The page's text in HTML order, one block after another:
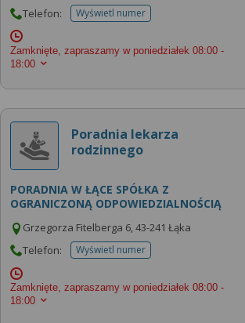
Telefon:
Wyświetl numertelefonu do placowki
Zamknięte, zapraszamy w poniedziałek 08:00 -
18:00
Poradnia lekarza
rodzinnego
PORADNIA W ŁĄCE SPÓŁKA Z
OGRANICZONĄ ODPOWIEDZIALNOŚCIĄ
Grzegorza Fitelberga 6, 43-241 Łąka
Telefon:
Wyświetl numertelefonu do placowki
Zamknięte, zapraszamy w poniedziałek 08:00 -
18:00